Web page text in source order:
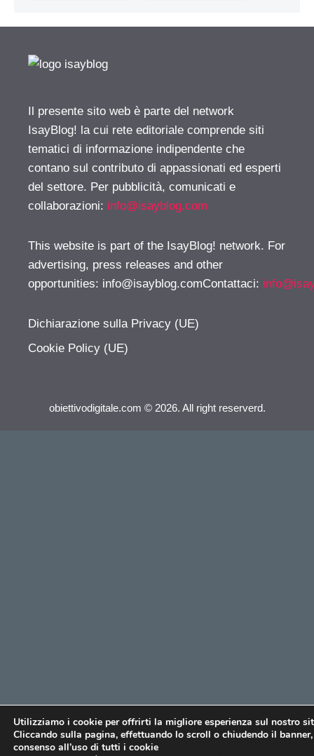
Il presente sito web è parte del network
IsayBlog! la cui rete editoriale comprende siti
tematici di informazione indipendente che
contano sul contributo di appassionati ed esperti
del settore. Per pubblicità, comunicati e
collaborazioni: info@isayblog.com
This website is part of the IsayBlog! network. For
advertising, press releases and other
opportunities: info@isayblog.comContattaci:
Dichiarazione sulla Privacy (UE)
Cookie Policy (UE)
obiettivodigitale.com © 2026. All right reserverd.
Utilizziamo i cookie per offrirti la migliore esperienza sul nostro
Cliccando sulla pagina, effettuando lo scroll o chiudendo il
consenso all’uso di tutti i cookie